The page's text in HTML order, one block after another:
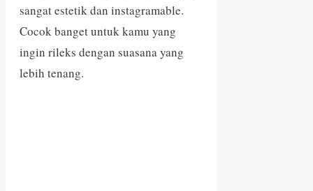
sangat estetik dan instagramable.
Cocok banget untuk kamu yang
ingin rileks dengan suasana yang
lebih tenang.